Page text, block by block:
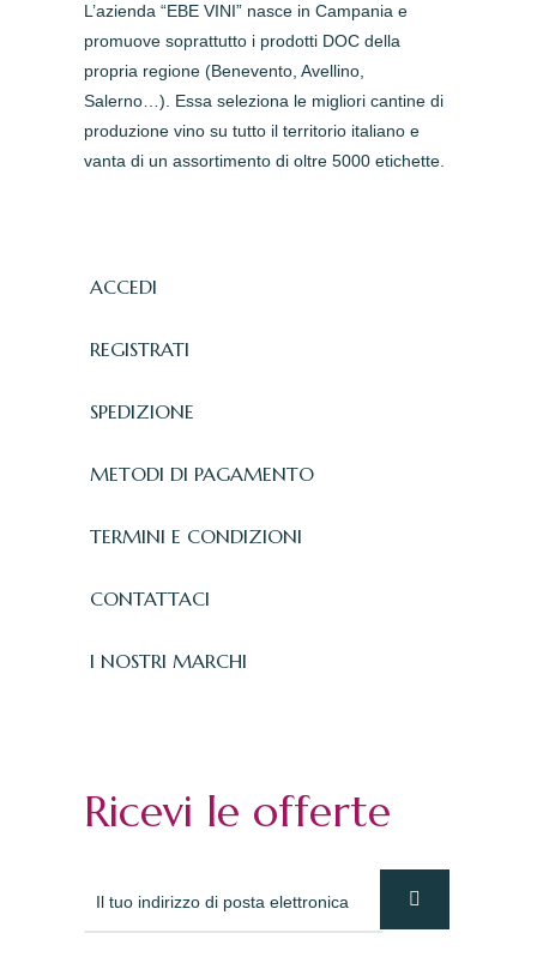
L’azienda “EBE VINI” nasce in Campania e
promuove soprattutto i prodotti DOC della
propria regione (Benevento, Avellino,
Salerno…). Essa seleziona le migliori cantine di
produzione vino su tutto il territorio italiano e
vanta di un assortimento di oltre 5000 etichette.
ACCEDI
REGISTRATI
SPEDIZIONE
METODI DI PAGAMENTO
TERMINI E CONDIZIONI
CONTATTACI
I NOSTRI MARCHI
Ricevi le offerte